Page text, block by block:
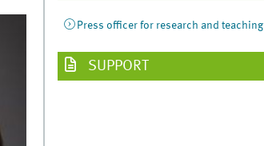
Press officer for research and teaching
SUPPORT